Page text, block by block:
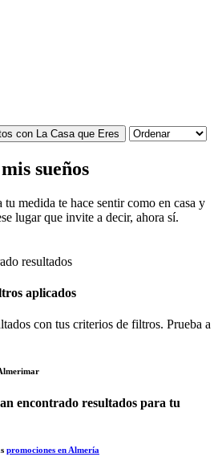
con La Casa que Eres
sueños
tu medida te hace sentir como en casa y
lugar que invite a decir, ahora sí.
aplicados
con tus criterios de filtros. Prueba a
encontrado resultados para tu
promociones en Almería